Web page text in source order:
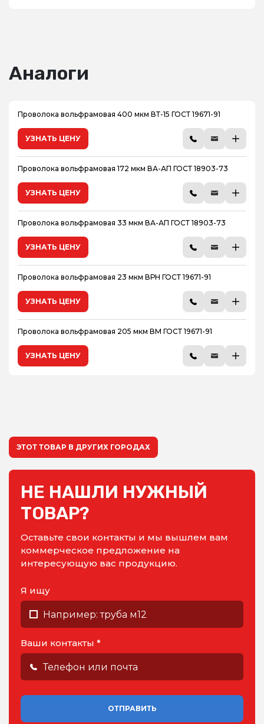
Аналоги
Проволока вольфрамовая 400 мкм ВТ-15 ГОСТ 19671-91
УЗНАТЬ ЦЕНУ
Проволока вольфрамовая 172 мкм ВА-АП ГОСТ 18903-73
УЗНАТЬ ЦЕНУ
Проволока вольфрамовая 33 мкм ВА-АП ГОСТ 18903-73
УЗНАТЬ ЦЕНУ
Проволока вольфрамовая 23 мкм ВРН ГОСТ 19671-91
УЗНАТЬ ЦЕНУ
Проволока вольфрамовая 205 мкм ВМ ГОСТ 19671-91
УЗНАТЬ ЦЕНУ
ЭТОТ ТОВАР В ДРУГИХ ГОРОДАХ
НЕ НАШЛИ НУЖНЫЙ
ТОВАР?
Оставьте свои контакты и мы вышлем вам
коммерческое предложение на
интересующую вас продукцию.
Я ищу
Ваши контакты *
ОТПРАВИТЬ